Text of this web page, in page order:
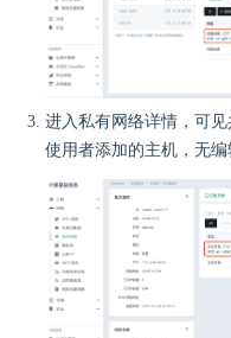
进入私有网络详情，可
使用者添加的主机，无编